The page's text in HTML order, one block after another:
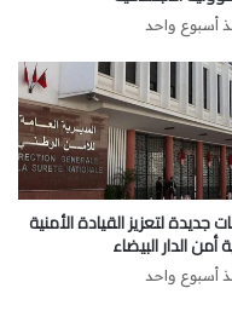
أن الدفاع عن المجال
فالمطلوب هو الوضوح
يحميان المستثمر الجاد،
المؤسسات، ومن ثم فإن
والرخص الاستثنائية لا
بحث مؤسساتي شفاف
على كل استثناء، وأن
الإنسان والمجال
أسبوع واحد
جديدة لتعزيز القيادة الأمنية
أمن الدار البيضاء
أسبوع واحد